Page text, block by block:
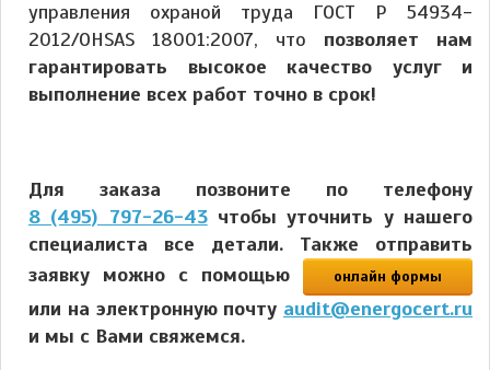
управления охраной труда ГОСТ Р 54934-
2012/OHSAS 18001:2007, что позволяет нам
гарантировать высокое качество услуг и
выполнение всех работ точно в срок!
Для заказа позвоните по телефону
8 (495) 797-26-43чтобы уточнить у нашего
специалиста все детали. Также отправить
заявку можно с помощью
онлайн формы
или на электронную почту audit@energocert.ru
и мы с Вами свяжемся.